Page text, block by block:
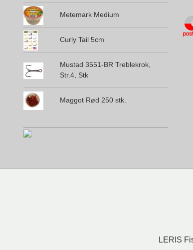
Metemark Medium
Curly Tail 5cm
Mustad 3551-BR Treblekrok,
Str.4, Stk
Maggot Rød 250 stk.
LERIS